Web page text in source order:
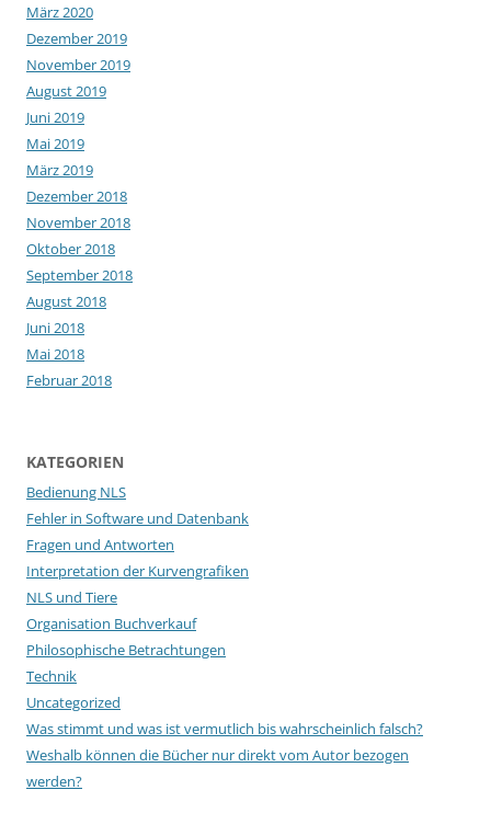
März 2020
Dezember 2019
November 2019
August 2019
Juni 2019
Mai 2019
März 2019
Dezember 2018
November 2018
Oktober 2018
September 2018
August 2018
Juni 2018
Mai 2018
Februar 2018
KATEGORIEN
Bedienung NLS
Fehler in Software und Datenbank
Fragen und Antworten
Interpretation der Kurvengrafiken
NLS und Tiere
Organisation Buchverkauf
Philosophische Betrachtungen
Technik
Uncategorized
Was stimmt und was ist vermutlich bis wahrscheinlich falsch?
Weshalb können die Bücher nur direkt vom Autor bezogen
werden?